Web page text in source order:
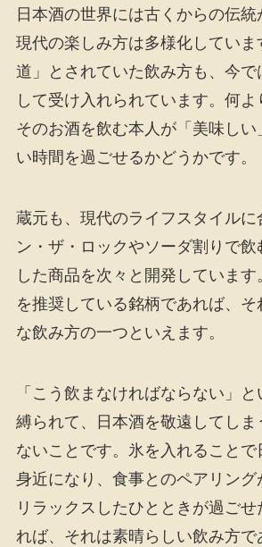
日本酒の世界には古くからの伝統
現代の楽しみ方は多様化していま
道」とされていた飲み方も、今で
して受け入れられています。何よ
そのお酒を飲む本人が「美味しい
い時間を過ごせるかどうかです。
蔵元も、現代のライフスタイルに
ン・ザ・ロックやソーダ割りで飲
した商品を次々と開発しています
を推奨している銘柄であれば、
な飲み方の一つといえます。
「こう飲まなければならない」
縛られて、日本酒を敬遠してしま
ないことです。氷を入れることで
身近になり、食事とのペアリング
リラックスしたひとときが過ご
れば、それは素晴らしい飲み方